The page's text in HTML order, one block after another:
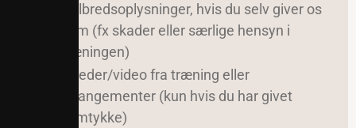
Helbredsoplysninger, hvis du selv giver os
dem (fx skader eller særlige hensyn i
træningen)
Billeder/video fra træning eller
arrangementer (kun hvis du har givet
samtykke)